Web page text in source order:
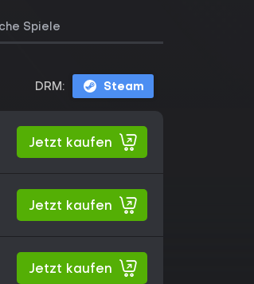
Spiele
DRM: Steam
Jetzt kaufen
Jetzt kaufen
Jetzt kaufen